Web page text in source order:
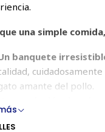
una simple
banquete
amante del pollo.
crea una
nutrición completa: